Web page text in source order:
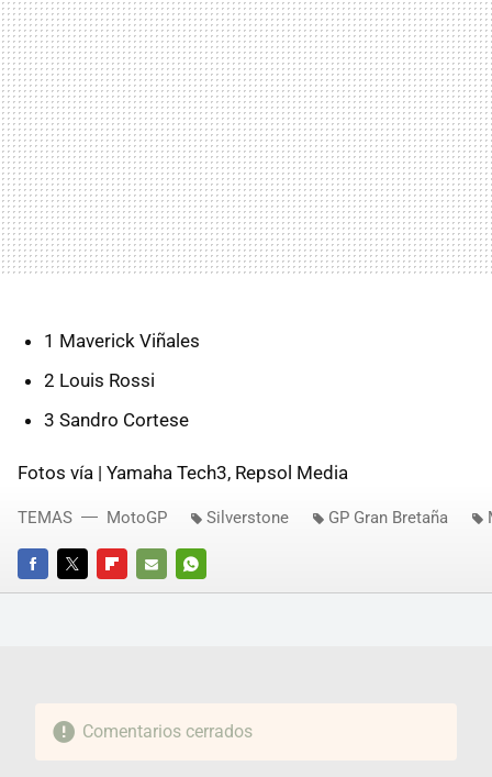
1 Maverick Viñales
2 Louis Rossi
3 Sandro Cortese
Fotos vía | Yamaha Tech3, Repsol Media
FACEBOOKTWITTERFLIPBOARD
E-
WHATSAPP
TEMAS MotoGP Silverstone GP Gran Bretaña
Comentarios cerrados